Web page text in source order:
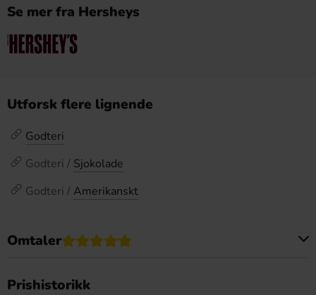
Se mer fra Hersheys
Utforsk flere lignende
Godteri
Godteri / Sjokolade
Godteri / Amerikanskt
Omtaler
Prishistorikk